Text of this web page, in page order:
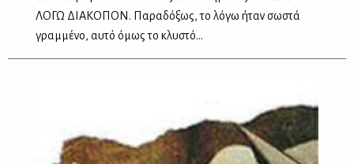
ΛΟΓΩ ΔΙΑΚΟΠΟΝ. Παραδόξως, το λόγω ήταν σωστά
γραμμένο, αυτό όμως το κλυστό...